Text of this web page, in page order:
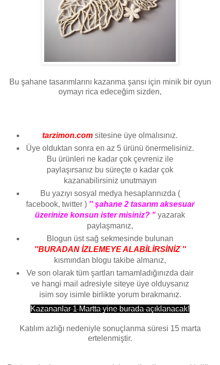
Bu şahane tasarımlarını kazanma şansı için minik bir oyun
oymayı rica edeceğim sizden,
tarzimon.com sitesine üye olmalısınız.
Üye olduktan sonra en az 5 ürünü önermelisiniz.
Bu ürünleri ne kadar çok çevreniz ile
paylaşırsanız bu süreçte o kadar çok
kazanabilirsiniz unutmayın
Bu yazıyı sosyal medya hesaplarınızda (
facebook, twitter ) '' şahane 2 tasarım aksesuar
üzerinize konsun ister misiniz? " yazarak
paylaşmanız,
Blogun üst sağ sekmesinde bulunan
''BURADAN İZLEMEYE ALABİLİRSİNİZ ''
kısmından blogu takibe almanız,
Ve son olarak tüm şartları tamamladığınızda dair
ve hangi mail adresiyle siteye üye olduysanız
isim soy isimle birlikte yorum bırakmanız.
Kazananlar 1 Martta yine burada açıklanacak!
Katılım azlığı nedeniyle sonuçlanma süresi 15 marta
ertelenmiştir.